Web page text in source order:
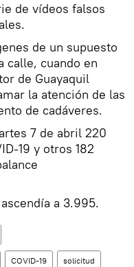
de vídeos falsos
de un supuesto
calle, cuando en
de Guayaquil
la atención de las
de cadáveres.
7 de abril 220
19 y otros 182
a 3.995.
COVID-19 solicitud